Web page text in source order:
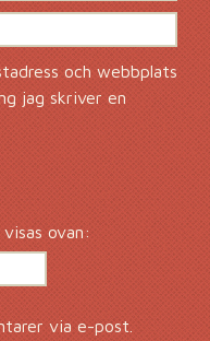
och webbplats
jag skriver en
ovan:
via e-post.